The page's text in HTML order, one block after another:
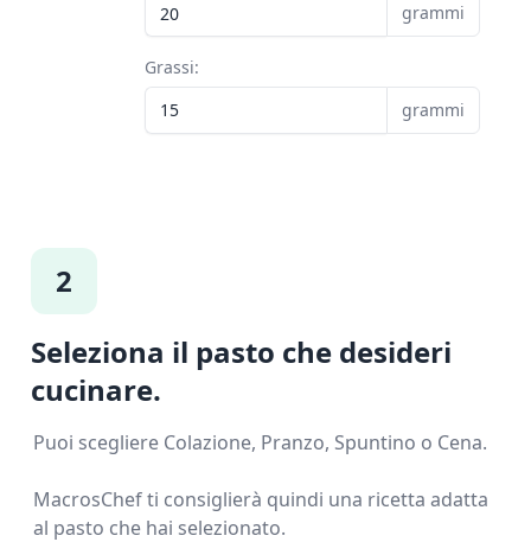
grammi
Grassi:
grammi
2
Seleziona il pasto che desideri
cucinare.
Puoi scegliere Colazione, Pranzo, Spuntino o Cena.
MacrosChef ti consiglierà quindi una ricetta adatta
al pasto che hai selezionato.